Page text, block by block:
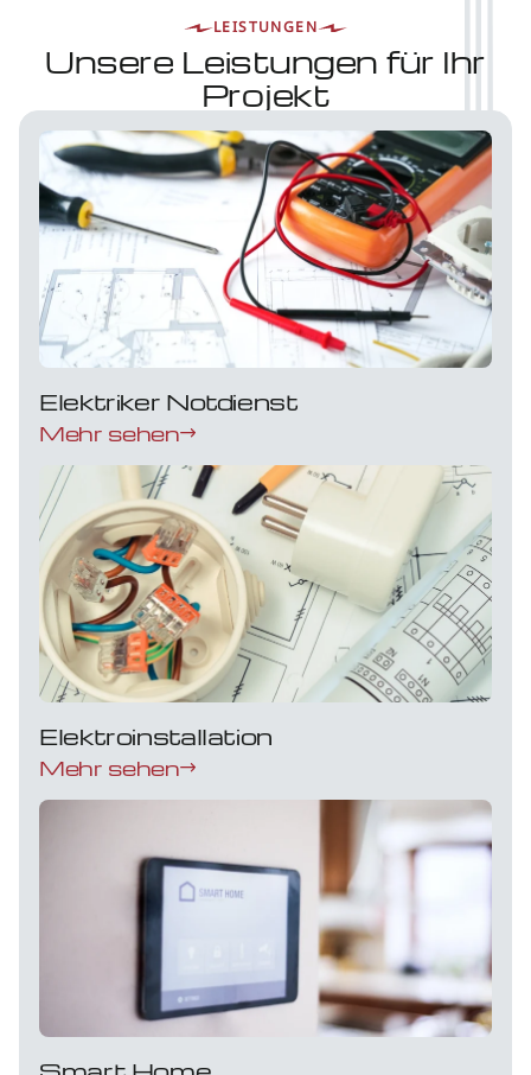
LEISTUNGEN
Unsere Leistungen für Ihr
Projekt
Elektriker Notdienst
Mehr sehen
Elektroinstallation
Mehr sehen